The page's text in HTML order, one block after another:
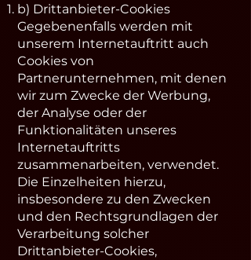
b) Drittanbieter-Cookies
Gegebenenfalls werden mit
unserem Internetauftritt auch
Cookies von
Partnerunternehmen, mit denen
wir zum Zwecke der Werbung,
der Analyse oder der
Funktionalitäten unseres
Internetauftritts
zusammenarbeiten, verwendet.
Die Einzelheiten hierzu,
insbesondere zu den Zwecken
und den Rechtsgrundlagen der
Verarbeitung solcher
Drittanbieter-Cookies,